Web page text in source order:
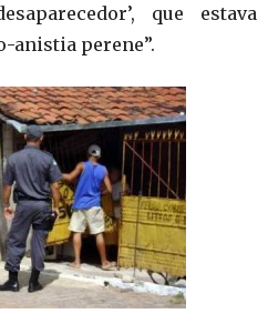
que estava
anistia perene”.